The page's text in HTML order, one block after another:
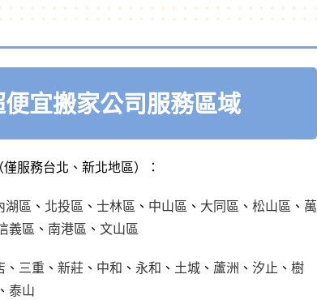
便宜搬家公司服務區域
服務台北、新北地區）：
湖區 、 北投區 、 士林區 、 中山區 、 大同區 、 松山區 、 萬
義區 、 南港區 、 文山區
、 三重 、 新莊 、 中和 、 永和 、 土城 、 蘆洲 、 汐止 、 樹
、 泰山